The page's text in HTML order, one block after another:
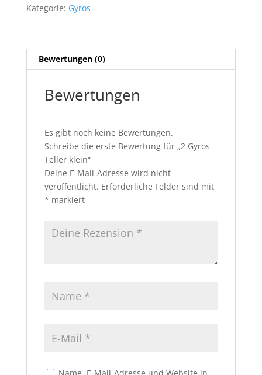
Kategorie: Gyros
Bewertungen (0)
Bewertungen
Es gibt noch keine Bewertungen.
Schreibe die erste Bewertung für „2 Gyros
Teller klein“
Deine E-Mail-Adresse wird nicht
veröffentlicht. Erforderliche Felder sind mit
* markiert